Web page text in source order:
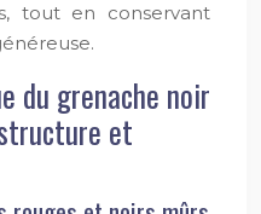
tout en conservant
du grenache noir
et